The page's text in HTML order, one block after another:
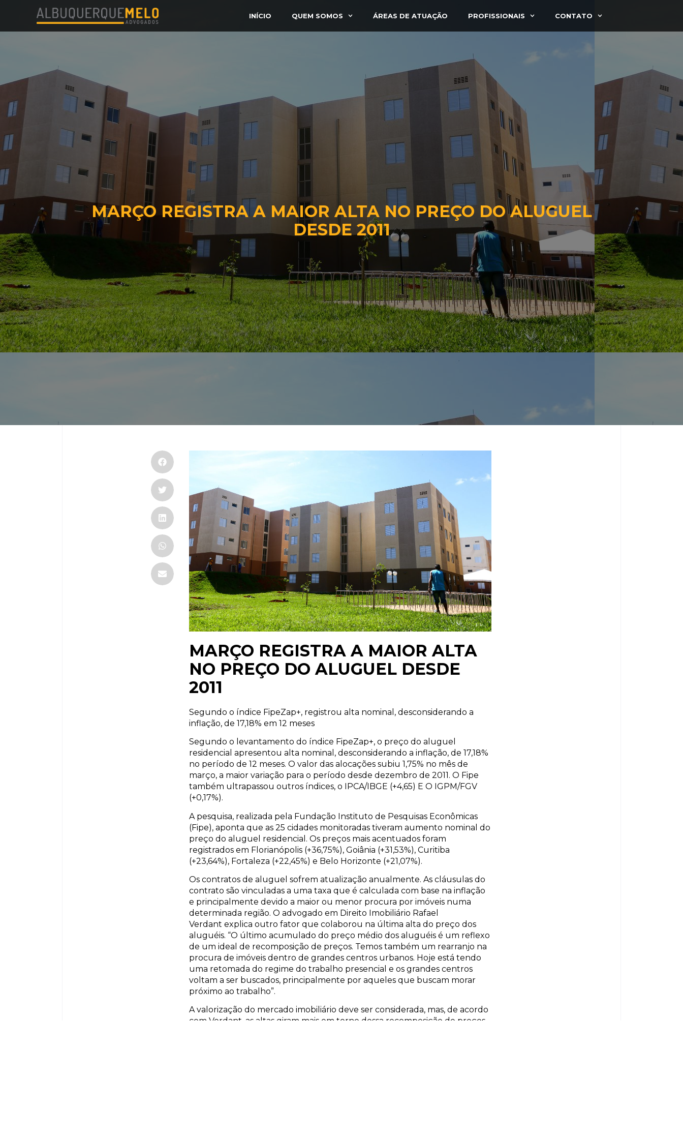
INÍCIO QUEM SOMOS ÁREAS DE ATUAÇÃO PROFISSIONAIS CONTATO
MARÇO REGISTRA A MAIOR ALTA NO PREÇO DO ALUGUEL
DESDE 2011
MARÇO REGISTRA A MAIOR ALTA
NO PREÇO DO ALUGUEL DESDE
2011
Segundo o índice FipeZap+, registrou alta nominal, desconsiderando a
inflação, de 17,18% em 12 meses
Segundo o levantamento do índice FipeZap+, o preço do aluguel
residencial apresentou alta nominal, desconsiderando a inflação, de 17,18%
no período de 12 meses. O valor das alocações subiu 1,75% no mês de
março, a maior variação para o período desde dezembro de 2011. O Fipe
também ultrapassou outros índices, o IPCA/IBGE (+4,65) E O IGPM/FGV
(+0,17%).
A pesquisa, realizada pela Fundação Instituto de Pesquisas Econômicas
(Fipe), aponta que as 25 cidades monitoradas tiveram aumento nominal do
preço do aluguel residencial. Os preços mais acentuados foram
registrados em Florianópolis (+36,75%), Goiânia (+31,53%), Curitiba
(+23,64%), Fortaleza (+22,45%) e Belo Horizonte (+21,07%).
Os contratos de aluguel sofrem atualização anualmente. As cláusulas do
contrato são vinculadas a uma taxa que é calculada com base na inflação
e principalmente devido a maior ou menor procura por imóveis numa
determinada região. O advogado em Direito Imobiliário Rafael
Verdant explica outro fator que colaborou na última alta do preço dos
aluguéis. “O último acumulado do preço médio dos aluguéis é um reflexo
de um ideal de recomposição de preços. Temos também um rearranjo na
procura de imóveis dentro de grandes centros urbanos. Hoje está tendo
uma retomada do regime do trabalho presencial e os grandes centros
voltam a ser buscados, principalmente por aqueles que buscam morar
próximo ao trabalho”.
A valorização do mercado imobiliário deve ser considerada, mas, de acordo
com Verdant, as altas giram mais em torno dessa recomposição de preços,